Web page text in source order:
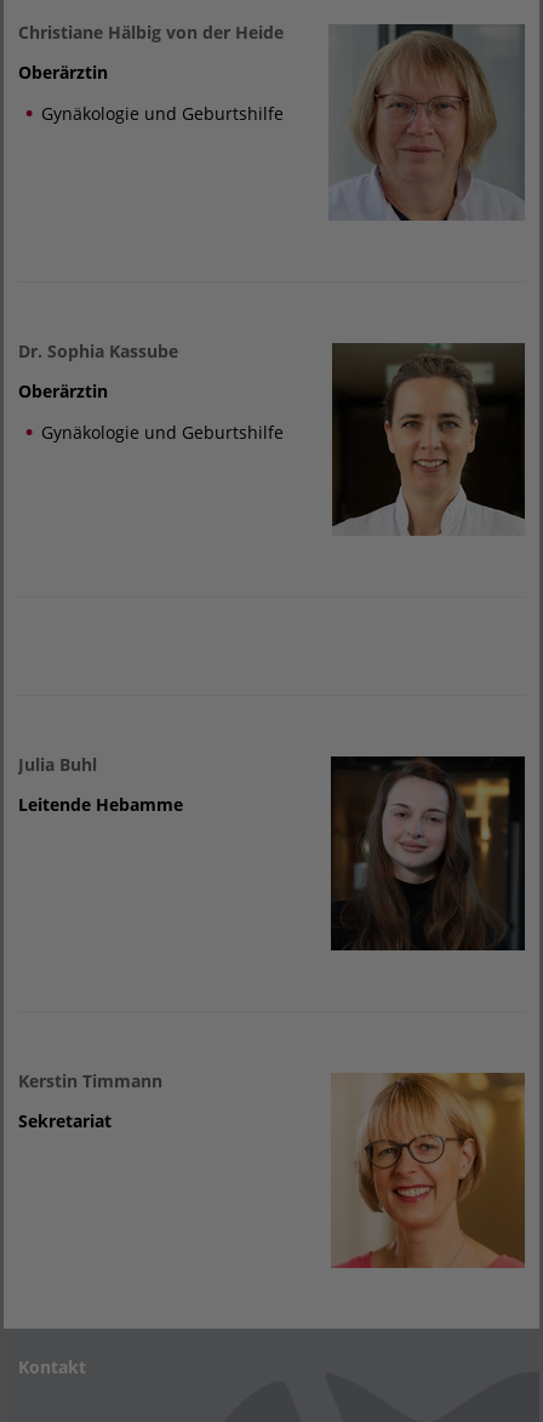
Christiane Hälbig von der Heide
Oberärztin
Gynäkologie und Geburtshilfe
Dr. Sophia Kassube
Oberärztin
Gynäkologie und Geburtshilfe
Julia Buhl
Leitende Hebamme
Kerstin Timmann
Sekretariat
Kontakt